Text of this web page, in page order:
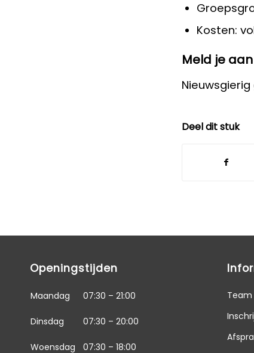
Kosten:
Meld je
Deel dit stuk
Openingstijden
Maandag 07:30 – 21:00
Dinsdag 07:30 – 20:00
Woensdag 07:30 – 18:00
Team